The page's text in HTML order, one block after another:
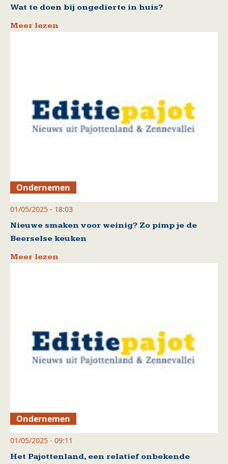
Wat te doen bij ongedierte in huis?
Meer lezen
Ondernemen
01/05/2025 - 18:03
Nieuwe smaken voor weinig? Zo pimp je de
Beerselse keuken
Meer lezen
Ondernemen
01/05/2025 - 09:11
Het Pajottenland, een relatief onbekende